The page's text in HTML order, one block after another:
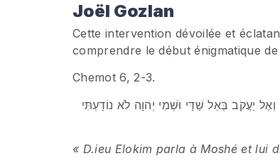
Joël Gozlan
Cette intervention dévoilée et
comprendre le début énigmatique
Chemot 6, 2-3.
יַעֲקֹב בְּאֵל שַׁדָּי וּשְׁמִי יְהוָה לֹא נוֹדַעְתִּי
« D.ieu Elokim parla à Moshé et lui